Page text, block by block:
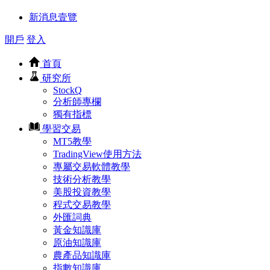
新消息壹覽
開戶 登入
首頁
研究所
StockQ
分析師專欄
獨有指標
學習交易
MT5教學
TradingView使用方法
專屬交易軟體教學
技術分析教學
美股投資教學
程式交易教學
外匯詞典
黃金知識庫
原油知識庫
農產品知識庫
指數知識庫